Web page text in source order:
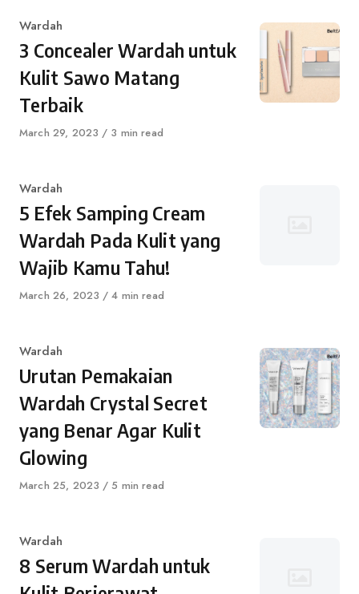
Category
Wardah
3 Concealer Wardah untuk
Kulit Sawo Matang
Terbaik
Published
March 29, 2023 3 min read
Category
Wardah
5 Efek Samping Cream
Wardah Pada Kulit yang
Wajib Kamu Tahu!
Published
March 26, 2023 4 min read
Category
Wardah
Urutan Pemakaian
Wardah Crystal Secret
yang Benar Agar Kulit
Glowing
Published
March 25, 2023 5 min read
Category
Wardah
8 Serum Wardah untuk